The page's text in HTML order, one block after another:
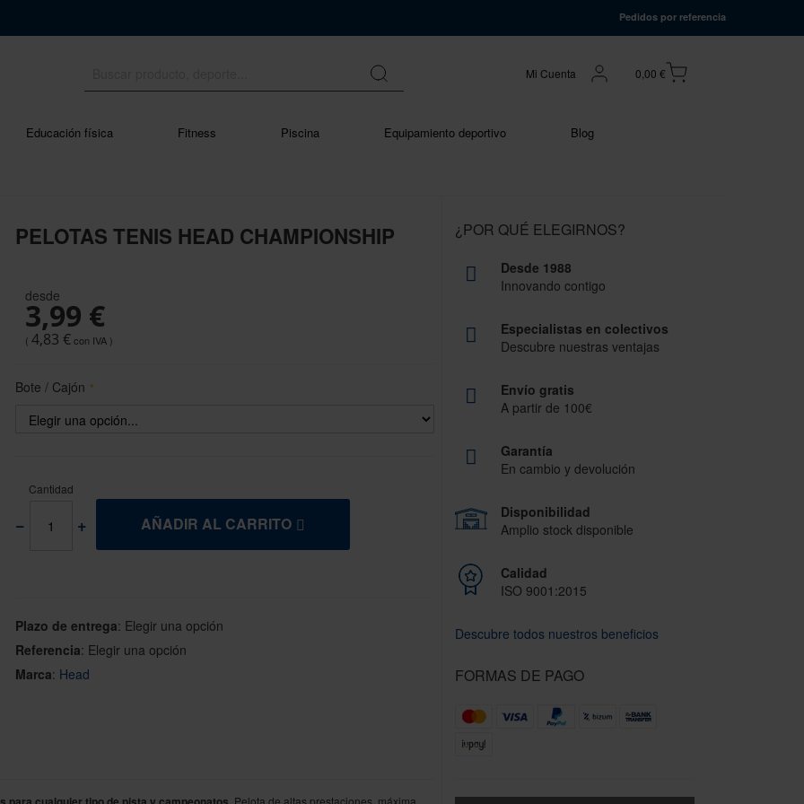
Pedidos por referencia
0,00 €
Mi Cuenta
Educación física Fitness Piscina Equipamiento deportivo Blog
PELOTAS TENIS HEAD CHAMPIONSHIP
desde
3,99 €
4,83 €
Bote / Cajón
Cantidad
AÑADIR AL CARRITO
Plazo de entrega: Elegir una opción
Referencia: Elegir una opción
Marca: Head
Pelota de altas prestaciones, máxima
¿POR QUÉ ELEGIRNOS?
Desde 1988
Innovando contigo
Especialistas en colectivos
Descubre nuestras ventajas
Envío gratis
A partir de 100€
Garantía
En cambio y devolución
Disponibilidad
Amplio stock disponible
Calidad
ISO 9001:2015
Descubre todos nuestros beneficios
FORMAS DE PAGO